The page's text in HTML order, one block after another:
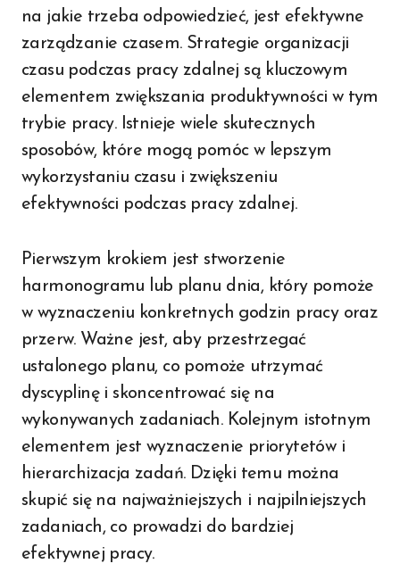
na jakie trzeba odpowiedzieć, jest efektywne
zarządzanie czasem. Strategie organizacji
czasu podczas pracy zdalnej są kluczowym
elementem zwiększania produktywności w tym
trybie pracy. Istnieje wiele skutecznych
sposobów, które mogą pomóc w lepszym
wykorzystaniu czasu i zwiększeniu
efektywności podczas pracy zdalnej.
Pierwszym krokiem jest stworzenie
harmonogramu lub planu dnia, który pomoże
w wyznaczeniu konkretnych godzin pracy oraz
przerw. Ważne jest, aby przestrzegać
ustalonego planu, co pomoże utrzymać
dyscyplinę i skoncentrować się na
wykonywanych zadaniach. Kolejnym istotnym
elementem jest wyznaczenie priorytetów i
hierarchizacja zadań. Dzięki temu można
skupić się na najważniejszych i najpilniejszych
zadaniach, co prowadzi do bardziej
efektywnej pracy.